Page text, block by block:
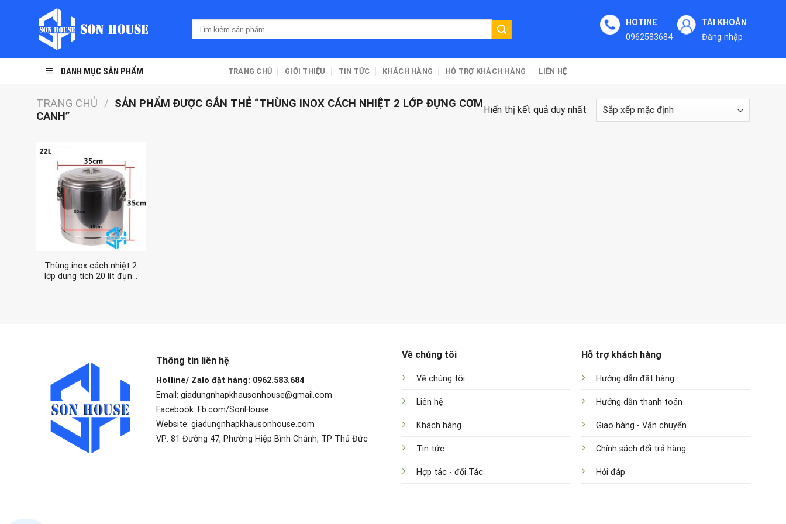
HOTINE
0962583684
TÀI KHOẢN
Đăng nhập
DANH MỤC SẢN PHẨM TRANG CHỦ GIỚI THIỆU TIN TỨC KHÁCH HÀNG HỖ TRỢ KHÁCH HÀNG LIÊN HỆ
TRANG CHỦ / SẢN PHẨM ĐƯỢC GẮN THẺ “THÙNG INOX CÁCH NHIỆT 2 LỚP ĐỰNG CƠM
CANH”
Hiển thị kết quả duy nhất
Thùng inox cách nhiệt 2
lớp dung tích 20 lít đựng
Thông tin liên hệ
Hotline/ Zalo đặt hàng: 0962.583.684
Email: giadungnhapkhausonhouse@gmail.com
Facebook: Fb.com/SonHouse
Website: giadungnhapkhausonhouse.com
VP: 81 Đường 47, Phường Hiệp Bình Chánh, TP Thủ Đức
Về chúng tôi
Về chúng tôi
Liên hệ
Khách hàng
Tin tức
Hợp tác - đối Tác
Hỗ trợ khách hàng
Hướng dẫn đặt hàng
Hướng dẫn thanh toán
Giao hàng - Vận chuyển
Chính sách đổi trả hàng
Hỏi đáp